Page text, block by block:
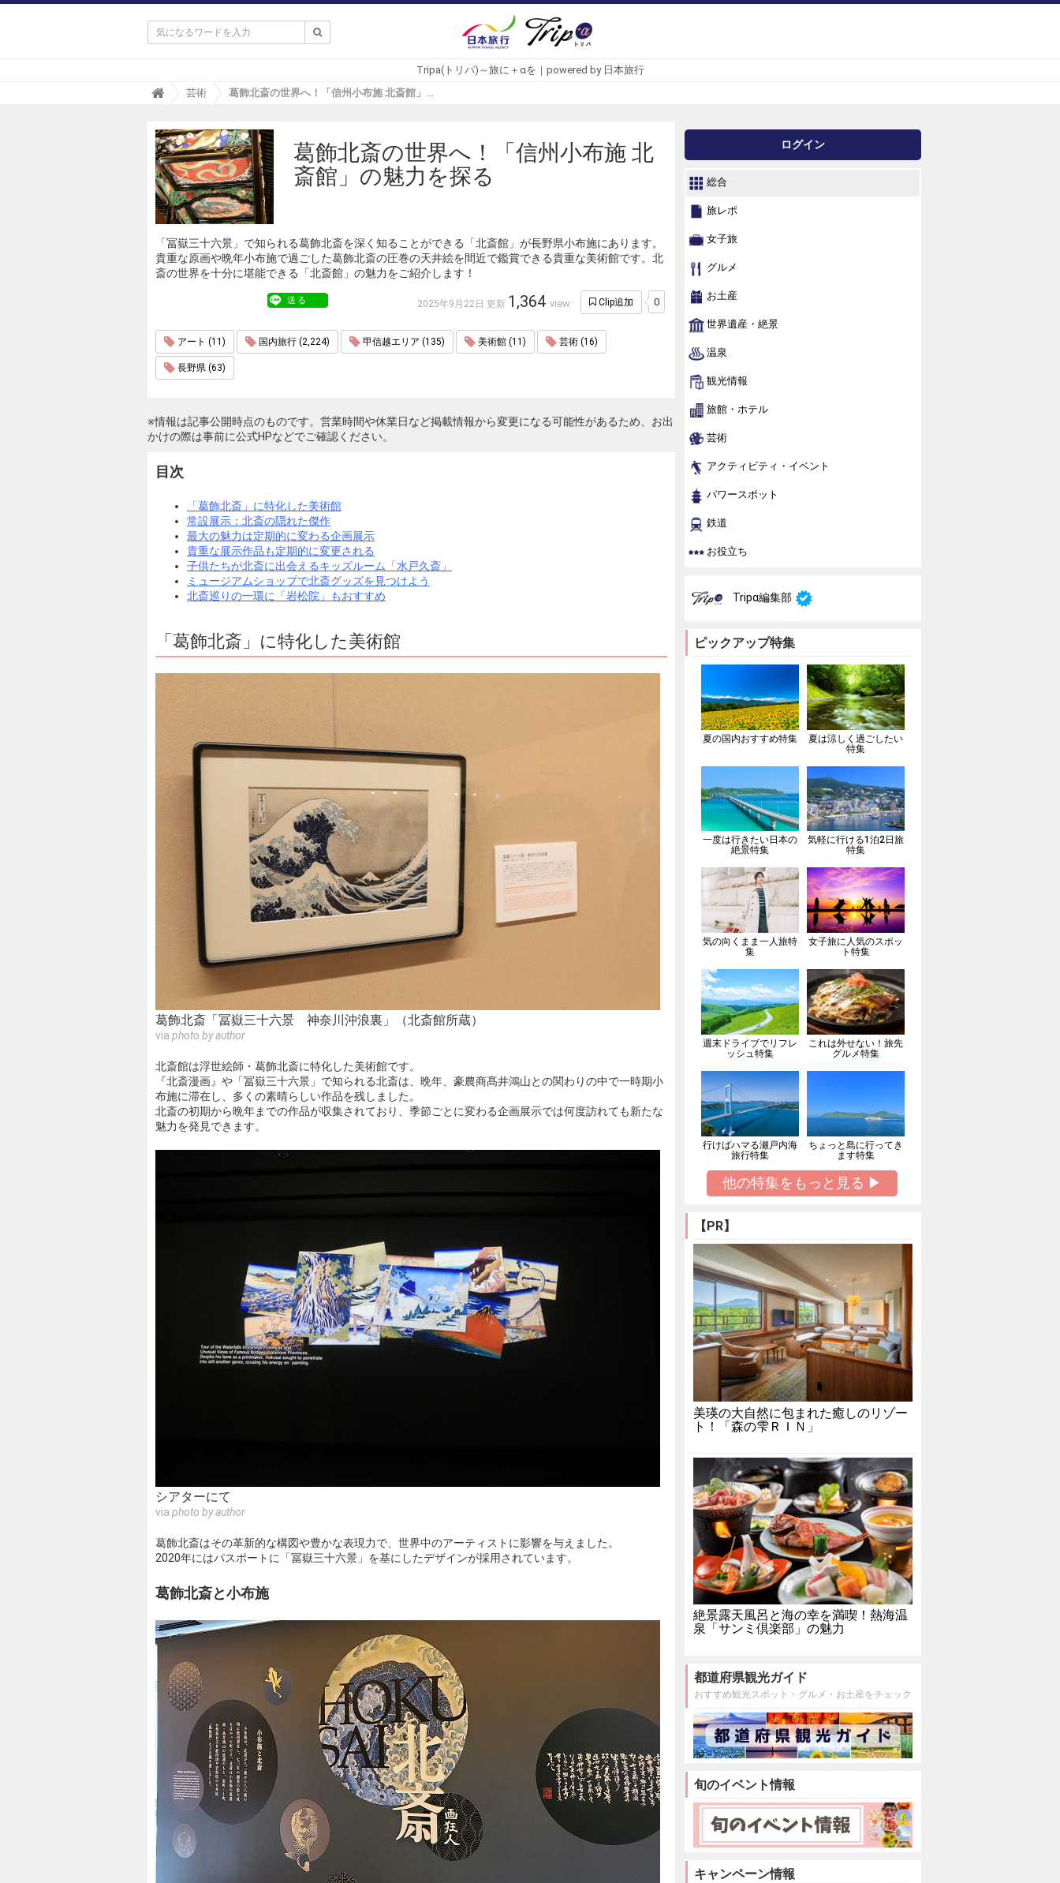
Tripa(トリパ)～旅に＋αを｜powered by 日本旅行
T
p
a
(
ト
リ
パ
)
芸術 葛飾北斎の世界へ！「信州小布施 北斎館」の魅力を探る - Tripa(トリパ)
葛飾北斎の世界へ！「信州小布施 北
斎館」の魅力を探る
「冨嶽三十六景」で知られる葛飾北斎を深く知ることができる「北斎館」が長野県小布施にあります。
貴重な原画や晩年小布施で過ごした葛飾北斎の圧巻の天井絵を間近で鑑賞できる貴重な美術館です。北
斎の世界を十分に堪能できる「北斎館」の魅力をご紹介します！
送る 2025年9月22日 更新 1,364view Clip追加 0
アート (11) 国内旅行 (2,224) 甲信越エリア (135) 美術館 (11) 芸術 (16)
長野県 (63)
※情報は記事公開時点のものです。営業時間や休業日など掲載情報から変更になる可能性があるため、お出
かけの際は事前に公式HPなどでご確認ください。
目次
「葛飾北斎」に特化した美術館
常設展示：北斎の隠れた傑作
最大の魅力は定期的に変わる企画展示
貴重な展示作品も定期的に変更される
子供たちが北斎に出会えるキッズルーム「水戸久斎」
ミュージアムショップで北斎グッズを見つけよう
北斎巡りの一環に「岩松院」もおすすめ
「葛飾北斎」に特化した美術館
葛飾北斎「冨嶽三十六景 神奈川沖浪裏」（北斎館所蔵）
via photo by author
北斎館は浮世絵師・葛飾北斎に特化した美術館です。
『北斎漫画』や「冨嶽三十六景」で知られる北斎は、晩年、豪農商髙井鴻山との関わりの中で一時期小
布施に滞在し、多くの素晴らしい作品を残しました。
北斎の初期から晩年までの作品が収集されており、季節ごとに変わる企画展示では何度訪れても新たな
魅力を発見できます。
シアターにて
via photo by author
葛飾北斎はその革新的な構図や豊かな表現力で、世界中のアーティストに影響を与えました。
2020年にはパスポートに「冨嶽三十六景」を基にしたデザインが採用されています。
葛飾北斎と小布施
ログイン
総合
旅レポ
女子旅
グルメ
お土産
世界遺産・絶景
温泉
観光情報
旅館・ホテル
芸術
アクティビティ・イベント
パワースポット
鉄道
お役立ち
Tripα編集部
ピックアップ特集
夏の国内おすすめ特集
夏は涼しく過ごしたい
特集
一度は行きたい日本の
絶景特集
気軽に行ける1泊2日旅
特集
気の向くまま一人旅特
集
女子旅に人気のスポッ
ト特集
週末ドライブでリフレ
ッシュ特集
これは外せない！旅先
グルメ特集
行けばハマる瀬戸内海
旅行特集
ちょっと島に行ってき
ます特集
他の特集をもっと見る ▶
【PR】
美瑛の大自然に包まれた癒しのリゾー
ト！「森の雫ＲＩＮ」
絶景露天風呂と海の幸を満喫！熱海温
泉「サンミ倶楽部」の魅力
都道府県観光ガイド
おすすめ観光スポット・グルメ・お土産をチェック
旬のイベント情報
キャンペーン情報